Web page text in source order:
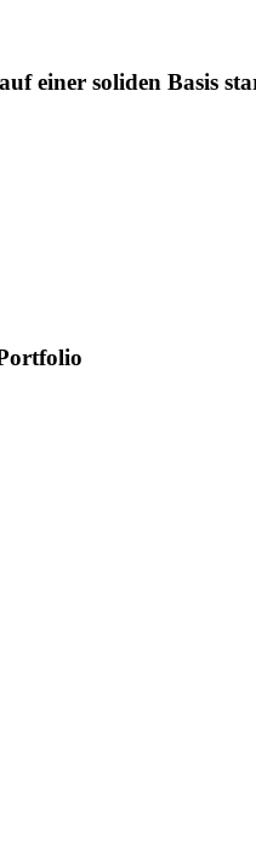
einer soliden Basis